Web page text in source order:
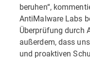
beruhen“,
AntiMalware Labs
Überprüfung durch
außerdem, dass
und proaktiven